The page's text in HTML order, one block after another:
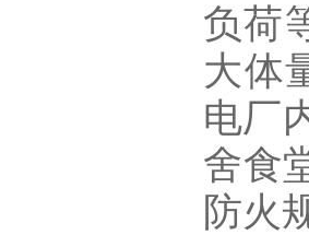
负荷
大体
电厂
舍食
防火